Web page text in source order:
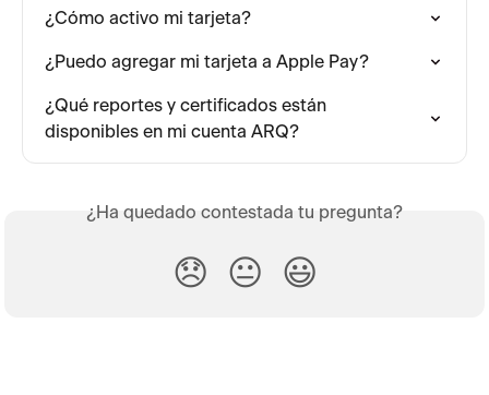
¿Cómo activo mi tarjeta?
¿Puedo agregar mi tarjeta a Apple Pay?
¿Qué reportes y certificados están
disponibles en mi cuenta ARQ?
¿Ha quedado contestada tu pregunta?
😞 😐 😃